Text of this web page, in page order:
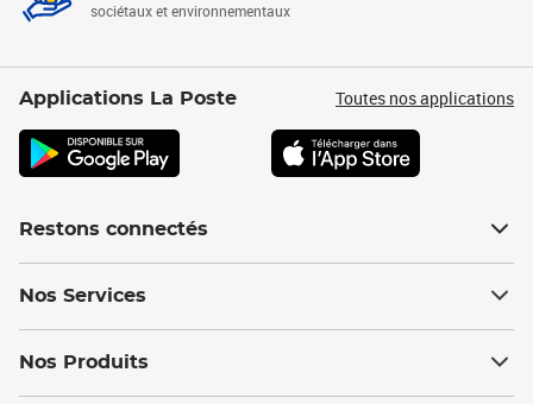
sociétaux et environnementaux
Applications La Poste Toutes nos applications
Restons connectés
Nos Services
Nos Produits